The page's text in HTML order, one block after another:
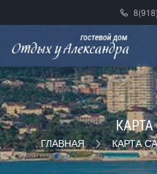
КАРТА
ГЛАВНАЯ КАРТА